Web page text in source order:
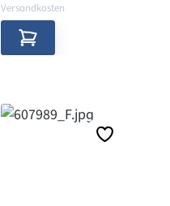
Versandkosten